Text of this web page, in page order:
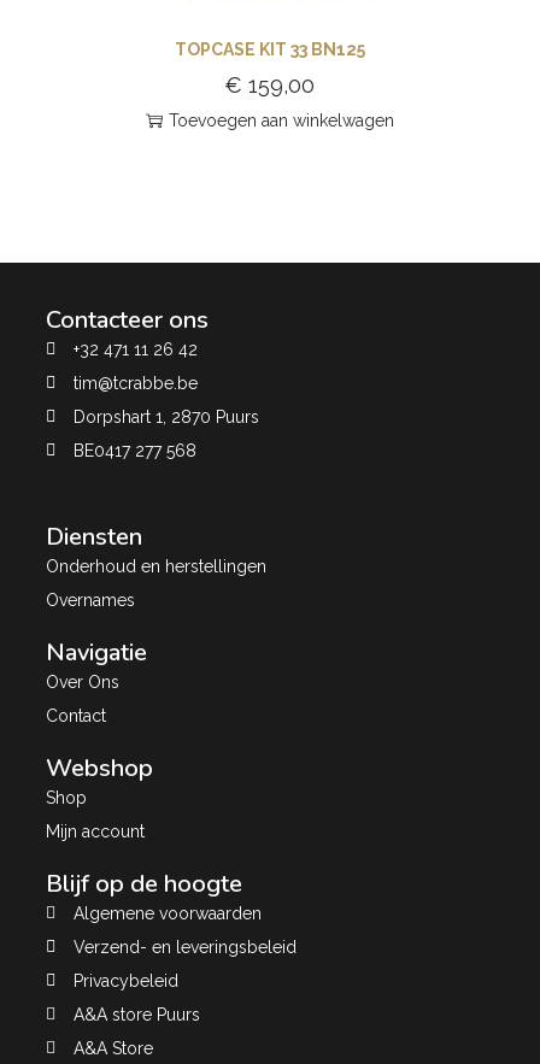
TOPCASE KIT 33 BN125
€ 159,00
Toevoegen aan winkelwagen
Contacteer ons
+32 471 11 26 42
tim@tcrabbe.be
Dorpshart 1, 2870 Puurs
BE0417 277 568
Diensten
Onderhoud en herstellingen
Overnames
Navigatie
Over Ons
Contact
Webshop
Shop
Mijn account
Blijf op de hoogte
Algemene voorwaarden
Verzend- en leveringsbeleid
Privacybeleid
A&A store Puurs
A&A Store